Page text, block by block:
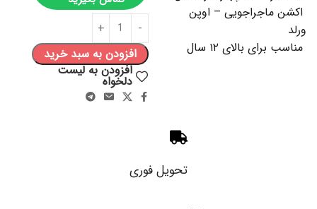
اکشن ماجراجویی – اوپن
ورلد
مناسب برای بالای ۱۲ سال
افزودن به سبد خرید
افزودن به لیست
دلخواه
تحویل فوری